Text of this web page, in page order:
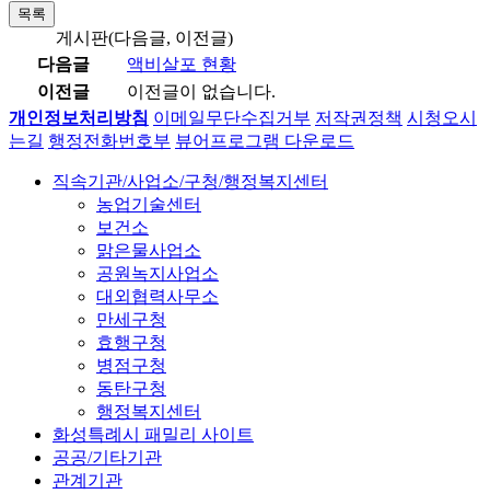
목록
게시판(다음글, 이전글)
다음글
액비살포 현황
이전글
이전글이 없습니다.
개인정보처리방침 이메일무단수집거부 저작권정책 시청오시
는길 행정전화번호부 뷰어프로그램 다운로드
직속기관/사업소/구청/행정복지센터
농업기술센터
보건소
맑은물사업소
공원녹지사업소
대외협력사무소
만세구청
효행구청
병점구청
동탄구청
행정복지센터
화성특례시 패밀리 사이트
공공/기타기관
관계기관